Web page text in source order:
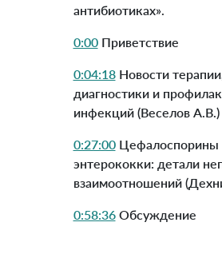
антибиотиках».
0:00Приветствие
0:04:18Новости
диагностики и
инфекций (Веселов А.В.)
0:27:00Цефалоспорины
энтерококки: детали
взаимоотношений
0:58:36Обсуждение